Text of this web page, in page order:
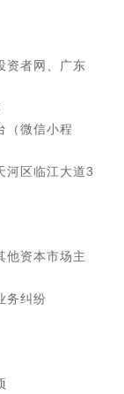
资者网、广东
（微信小程
区临江大道3
他资本市场主
务纠纷